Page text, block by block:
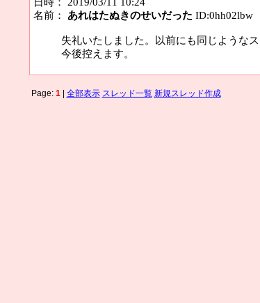
名前： あれはたぬきのせいだった ID:0hh02lbw
失礼いたしました。以前にも同じようなス
今後控えます。
Page: 1| 全部表示 スレッド一覧 新規スレッド作成